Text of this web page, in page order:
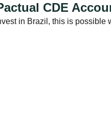
CDE
in Brazil, this is